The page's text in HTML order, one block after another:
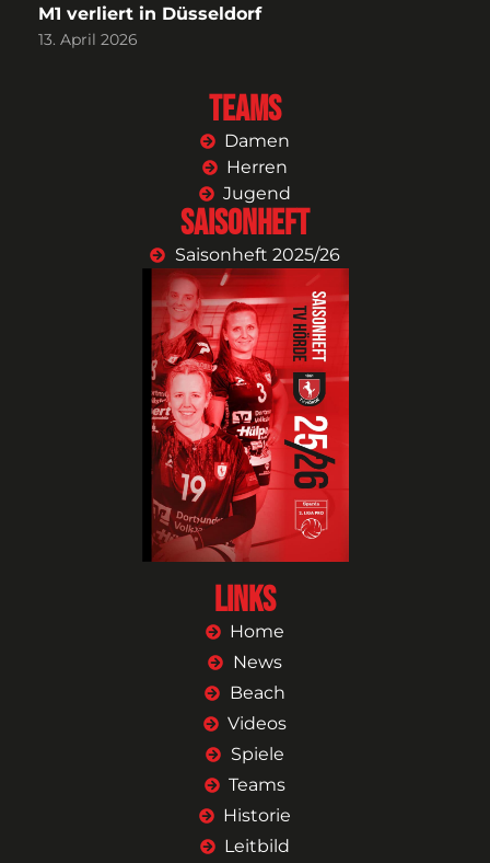
M1 verliert in Düsseldorf
13. April 2026
Teams
Damen
Herren
Jugend
Saisonheft
Saisonheft 2025/26
Links
Home
News
Beach
Videos
Spiele
Teams
Historie
Leitbild